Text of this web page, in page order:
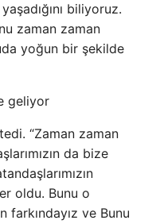
biliyoruz.
zaman zaman
yoğun bir şekilde
“Zaman zaman
da bize
oldu. Bunu o
farkındayız ve Bunu